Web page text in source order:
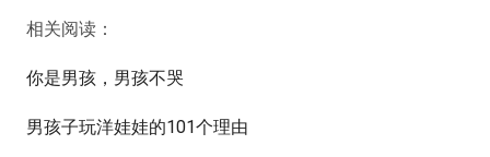
相关阅读：
你是男孩，男孩不哭
男孩子玩洋娃娃的101个理由